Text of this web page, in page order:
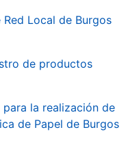
Local de Burgos
de productos
la realización de
de Papel de Burgos